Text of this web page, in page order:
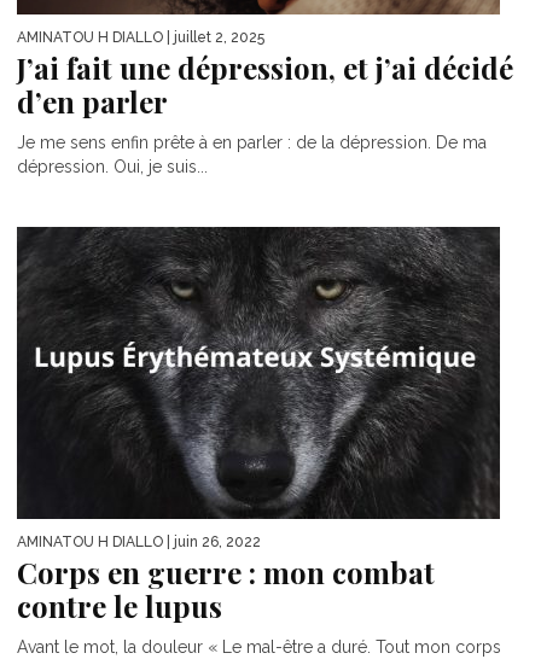
AMINATOU H DIALLO | juillet 2, 2025
J’ai fait une dépression, et j’ai décidé
d’en parler
Je me sens enfin prête à en parler : de la dépression. De ma
dépression. Oui, je suis...
AMINATOU H DIALLO | juin 26, 2022
Corps en guerre : mon combat
contre le lupus
Avant le mot, la douleur « Le mal-être a duré. Tout mon corps